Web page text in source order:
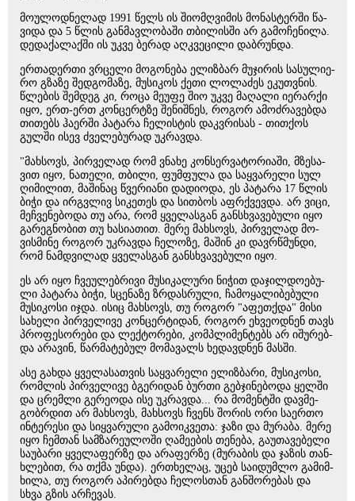
მოულოდნელად 1991 წელს ის ში­ომ­ღვი­მის მო­ნას­ტერ­ში წა­
ვი­და და 5 წლის გან­მავ­ლო­ბა­ში თბი­ლის­ში არ გა­მო­ჩე­ნი­ლა.
დე­და­ქა­ლაქ­ში ის უკვე ბე­რად აღ­კვე­ცი­ლი დაბ­რუნ­და.
ერ­თა­დერ­თი ვრცე­ლი მო­გო­ნე­ბა ელიზ­ბარ მუ­ჯი­რის სა­სუ­ლი­ე­
რო გზა­ზე შედ­გო­მა­ზე, მუ­სი­კოს ქეთი ლო­ლა­ძეს ეკუთ­ვნის.
წლე­ბის შემ­დეგ კი, როცა მე­უ­ფე შიო უკვე მა­ღა­ლი იერ­არ­ქი
იყო, ერთ-ერთ კონ­ცერ­ტზე შე­ნიშ­ნეს, რო­გორ ამოძ­რა­ვებ­და
თი­თებს ჰა­ერ­ში პა­ტა­რა ჩე­ლის­ტის დაკ­ვრი­სას - თით­ქოს
გულ­ში ისევ ძვე­ლე­ბუ­რად უკ­რავ­და.
"მახ­სოვს, პირ­ვე­ლად რომ ვნა­ხე კონ­სერ­ვა­ტო­რი­ა­ში, მზე­სა­
ვით იყო, ნა­თე­ლი, თბი­ლი, ფუმ­ფუ­ლა და საყ­ვა­რე­ლი სულ
ღი­მი­ლით, მა­ში­ნაც წვე­რი­ა­ნი და­დი­ო­და, ეს პა­ტა­რა 17 წლის
ბიჭი და ირ­გვლივ სი­კე­თეს და სით­ბოს აფ­რქვევ­და. არ ვიცი,
მეჩ­ვე­ნე­ბო­და თუ არა, რომ ყვე­ლას­გან გან­სხვა­ვე­ბუ­ლი იყო
გა­რეგ­ნო­ბით თუ ხა­სი­ა­თით. მერე მახ­სოვს, პირ­ვე­ლად მო­
ვის­მი­ნე რო­გორ უკ­რავ­და ჩე­ლო­ზე, მა­შინ კი დავ­რწმუნ­დი,
რომ ნამ­დვი­ლად ყვე­ლას­გან გან­სხვა­ვე­ბუ­ლი იყო.
ეს არ იყო ჩვე­უ­ლებ­რი­ვი მუ­სი­კა­ლუ­რი ნი­ჭით და­ჯილ­დო­ე­ბუ­
ლი პა­ტა­რა ბიჭი, სცე­ნა­ზე ზრდას­რუ­ლი, ჩა­მო­ყა­ლი­ბე­ბუ­ლი
მუ­სი­კო­სი იჯდა. ისიც მახ­სოვს, თუ რო­გორ "აფეთ­ქდა" მისი
სა­ხე­ლი პირ­ვე­ლი­ვე კონ­ცერ­ტი­დან, რო­გორ ეხ­ვე­ოდ­ნენ თავს
პრო­ფე­სო­რე­ბი და ლექ­ტო­რე­ბი, კომ­პლი­მენ­ტებს არ იშუ­რებ­
და არა­ვინ, წარ­მა­ტე­ბულ მო­მა­ვალს ხე­დავ­დნენ მას­ში.
ასე გახ­და ყვე­ლა­სათ­ვის საყ­ვა­რე­ლი ელიზ­ბა­რი, მუ­სი­კო­სი,
რომ­ლის პირ­ვე­ლი­ვე ბგე­რი­დან ბურ­თი გებ­ჯი­ნე­ბო­და ყელ­ში
და ცრემ­ლი გე­რე­ო­და ისე უკ­რავ­და... რა მო­მენ­ტში დავ­მე­
გობ­რდით არ მახ­სოვს, მახ­სოვს ჩვენს შო­რის ორი სა­ერ­თო
ინ­ტე­რე­სი და სიყ­ვა­რუ­ლი გა­მო­იკ­ვე­თა: ჯაზი და მუ­რა­ბა. მერე
იყო ჩემ­თან სამ­ზა­რე­უ­ლო­ში ღა­მე­ე­ბის თე­ნე­ბა, გა­უ­თა­ვე­ბე­ლი
სა­უ­ბა­რი ყვე­ლა­ფერ­ზე და არა­ფერ­ზე (მუ­რა­ბის და ჯა­ზის თან­
ხლე­ბით, რა თქმა უნდა). ერთხე­ლაც, უცებ სა­ი­დუმ­ლო გა­მიმ­
ხი­ლა, თუ რო­გორ აპი­რებ­და ჩე­ლოს­თან გან­შო­რე­ბას და
სხვა გზის არ­ჩე­ვას.